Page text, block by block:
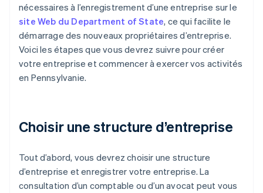
nécessaires à l’enregistrement d’une entreprise sur le
site Web du Department of State, ce qui facilite le
démarrage des nouveaux propriétaires d’entreprise.
Voici les étapes que vous devrez suivre pour créer
votre entreprise et commencer à exercer vos activités
en Pennsylvanie.
Choisir une structure d’entreprise
Tout d’abord, vous devrez choisir une structure
d’entreprise et enregistrer votre entreprise. La
consultation d’un comptable ou d’un avocat peut vous